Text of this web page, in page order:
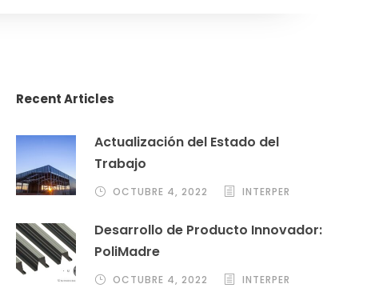
Recent Articles
Actualización del Estado del
Trabajo
OCTUBRE 4, 2022 INTERPER
Desarrollo de Producto Innovador:
PoliMadre
OCTUBRE 4, 2022 INTERPER